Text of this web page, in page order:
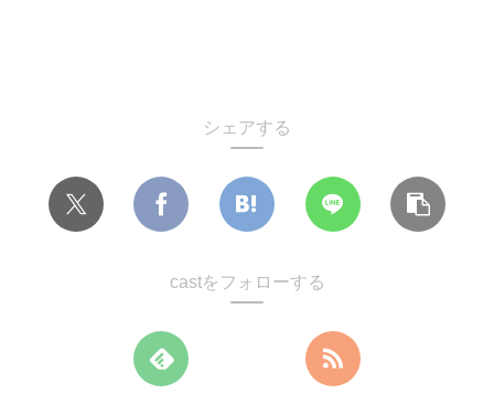
シェアする
castをフォローする